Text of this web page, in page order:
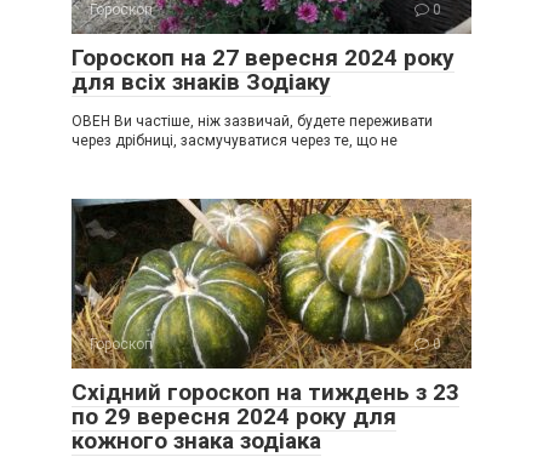
Гороскоп 0
Гороскоп на 27 вересня 2024 року
для всіх знаків Зодіаку
ОВЕН Ви частіше, ніж зазвичай, будете переживати
через дрібниці, засмучуватися через те, що не
Гороскоп 0
Східний гороскоп на тиждень з 23
по 29 вересня 2024 року для
кожного знака зодіака